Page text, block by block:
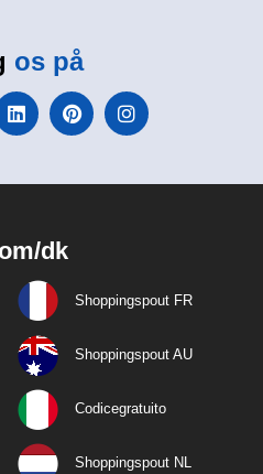
os på
dk
Shoppingspout FR
Shoppingspout AU
Codicegratuito
Shoppingspout NL